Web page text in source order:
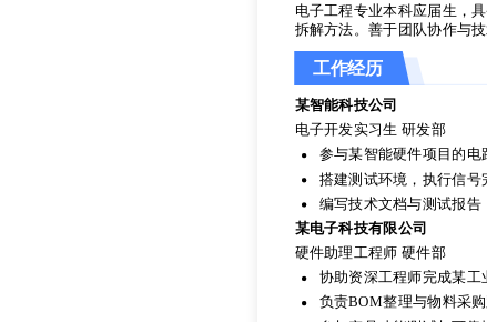
电子工程专业本科应届生，
拆解方法。善于团队协作与
工作经历
某智能科技公司
电子开发实习生 研发部
参与某智能硬件项目的电
搭建测试环境，执行信号
编写技术文档与测试报告
某电子科技有限公司
硬件助理工程师 硬件部
协助资深工程师完成某工
负责BOM整理与物料采
个人总结
电子工程专业本科应届生，
拆解方法。善于团队协作与
工作经历
某智能科技公司
电子开发实习生 研发部
参与某智能硬件项目的电
搭建测试环境，执行信号
编写技术文档与测试报
某电子科技有限公司